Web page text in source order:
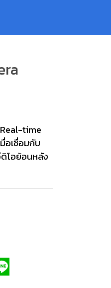
time
อเชื่อมกับ
โอย้อนหลัง